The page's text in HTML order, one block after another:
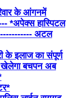
के आंगनमें
*अपेक्स हास्पिटल
अटल
के इलाज का संपूर्ण
बचपन अब